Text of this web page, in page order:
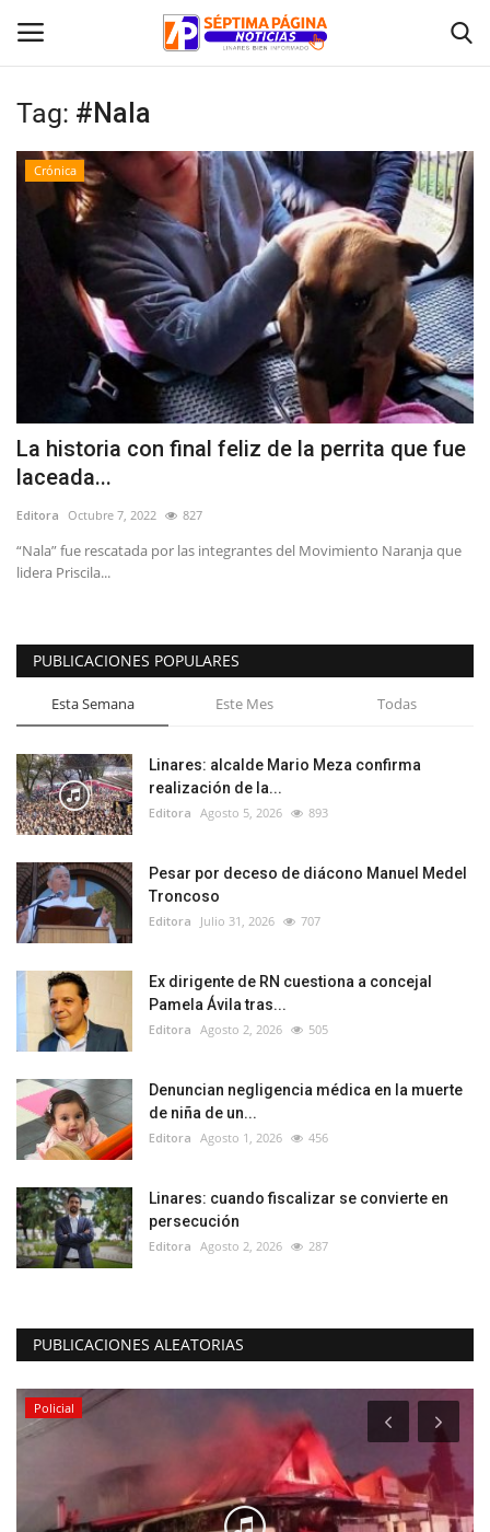
Inicio
Crónica
Policial
Tribunales
Deporte
Política
Espectáculos
Tag: #Nala
Crónica
La historia con final feliz de la perrita que fue
laceada...
Editora Octubre 7, 2022 827
“Nala” fue rescatada por las integrantes del Movimiento Naranja que
lidera Priscila...
PUBLICACIONES POPULARES
Esta Semana Este Mes Todas
Linares: alcalde Mario Meza confirma
realización de la...
Editora Agosto 5, 2026 893
Pesar por deceso de diácono Manuel Medel
Troncoso
Editora Julio 31, 2026 707
Ex dirigente de RN cuestiona a concejal
Pamela Ávila tras...
Editora Agosto 2, 2026 505
Denuncian negligencia médica en la muerte
de niña de un...
Editora Agosto 1, 2026 456
Linares: cuando fiscalizar se convierte en
persecución
Editora Agosto 2, 2026 287
PUBLICACIONES ALEATORIAS
Policial